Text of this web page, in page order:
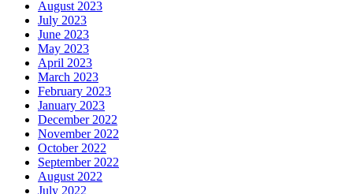
August 2023
July 2023
June 2023
May 2023
April 2023
March 2023
February 2023
January 2023
December 2022
November 2022
October 2022
September 2022
August 2022
July 2022